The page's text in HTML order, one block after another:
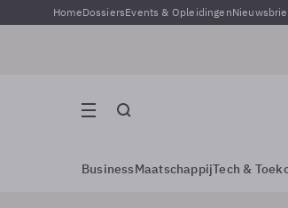
HomeDossiersEvents & Opleidingen
BusinessMaatschappijTech &